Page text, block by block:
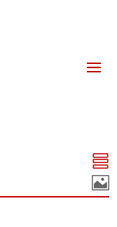

